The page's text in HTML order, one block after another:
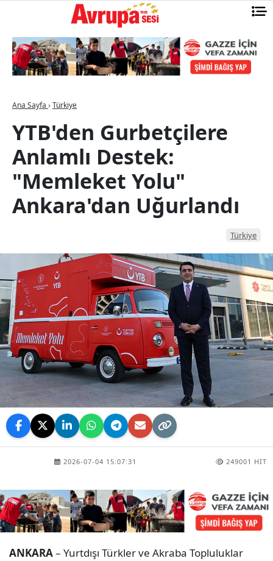
Ana Sayfa › Türkiye
YTB'den Gurbetçilere
Anlamlı Destek:
"Memleket Yolu"
Ankara'dan Uğurlandı
Türkiye
2026-07-04 15:07:31 249001 HIT
ANKARA– Yurtdışı Türkler ve Akraba Topluluklar